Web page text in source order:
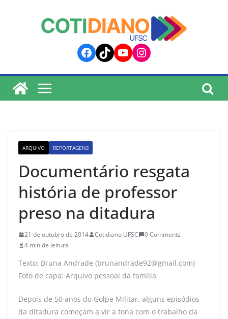
Facebook
TikTokYouTube
Instagram
ARQUIVO REPORTAGENS
Documentário resgata
história de professor
preso na ditadura
21 de outubro de 2014 Cotidiano UFSC
0 Comments
4 min de leitura
Texto: Bruna Andrade (brunandrade92@gmail.com)
Foto de capa: Arquivo pessoal da família
Depois de 50 anos do Golpe Militar, alguns episódios
da ditadura começam a vir a tona com o trabalho da